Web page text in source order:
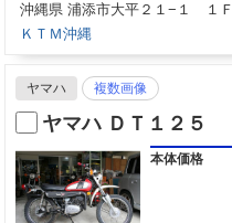
沖縄県 浦添市大平２１−１ １Ｆ
ＫＴＭ沖縄
ヤマハ 複数画像
ヤマハ ＤＴ１２５
本体価格